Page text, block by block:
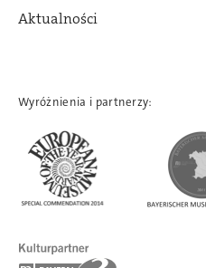
Aktualności
Wyróżnienia i partnerzy: